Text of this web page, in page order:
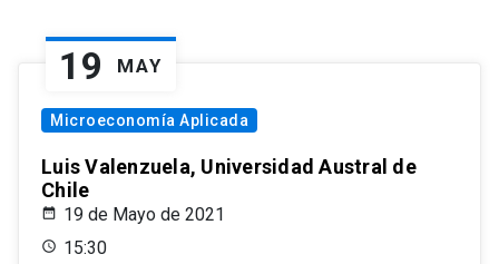
19 MAY
Microeconomía Aplicada
Luis Valenzuela, Universidad Austral de
Chile
19 de Mayo de 2021
15:30